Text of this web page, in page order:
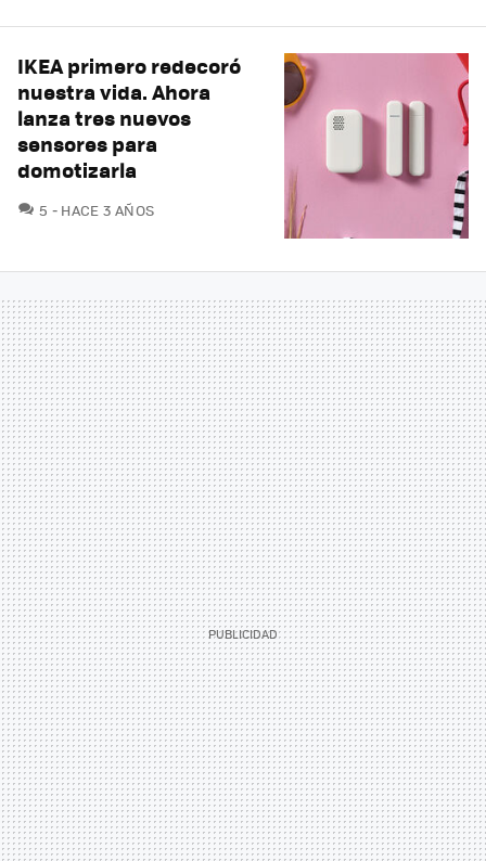
IKEA primero redecoró
nuestra vida. Ahora
lanza tres nuevos
sensores para
domotizarla
5 COMENTARIOS
HACE 3 AÑOS